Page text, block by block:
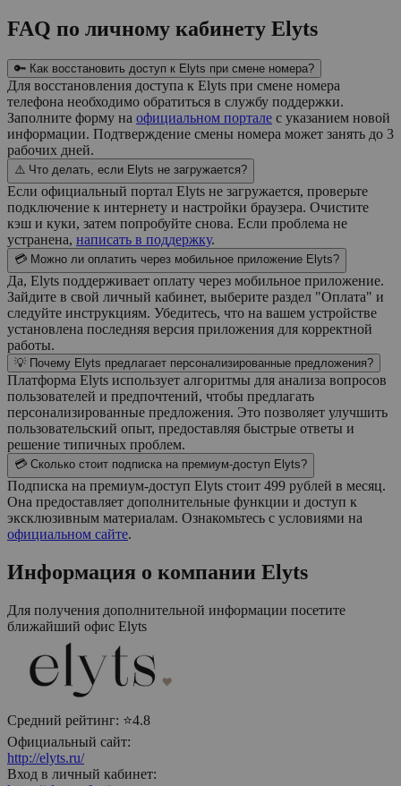
FAQ по личному кабинету Elyts
🔑 Как восстановить доступ к Elyts при смене номера?
Для восстановления доступа к Elyts при смене номера
телефона необходимо обратиться в службу поддержки.
Заполните форму на официальном портале с указанием новой
информации. Подтверждение смены номера может занять до 3
рабочих дней.
⚠️ Что делать, если Elyts не загружается?
Если официальный портал Elyts не загружается, проверьте
подключение к интернету и настройки браузера. Очистите
кэш и куки, затем попробуйте снова. Если проблема не
устранена, написать в поддержку.
💳 Можно ли оплатить через мобильное приложение Elyts?
Да, Elyts поддерживает оплату через мобильное приложение.
Зайдите в свой личный кабинет, выберите раздел "Оплата" и
следуйте инструкциям. Убедитесь, что на вашем устройстве
установлена последняя версия приложения для корректной
работы.
💡 Почему Elyts предлагает персонализированные предложения?
Платформа Elyts использует алгоритмы для анализа вопросов
пользователей и предпочтений, чтобы предлагать
персонализированные предложения. Это позволяет улучшить
пользовательский опыт, предоставляя быстрые ответы и
решение типичных проблем.
💳 Сколько стоит подписка на премиум-доступ Elyts?
Подписка на премиум-доступ Elyts стоит 499 рублей в месяц.
Она предоставляет дополнительные функции и доступ к
эксклюзивным материалам. Ознакомьтесь с условиями на
официальном сайте.
Информация о компании Elyts
Для получения дополнительной информации посетите
ближайший офис Elyts
Средний рейтинг: ⭐4.8
Официальный сайт:
http://elyts.ru/
Вход в личный кабинет: